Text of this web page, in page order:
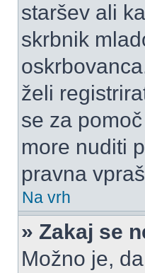
staršev ali
skrbnik
želi
se za
more nuditi
pravna
Na vrh
» Zakaj se
Možno je,